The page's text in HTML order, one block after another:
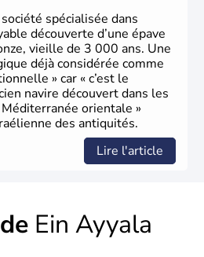
spécialisée dans
découverte d’une épave
vieille de 3 000 ans. Une
déjà considérée comme
» car « c’est le
navire découvert dans les
orientale »
des antiquités.
Lire l'article
Ein Ayyala